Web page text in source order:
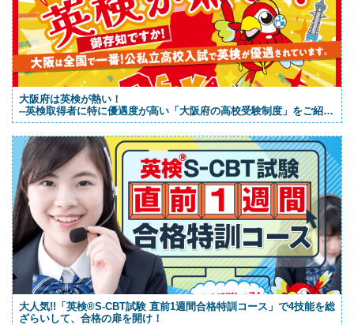
大阪府は英検が熱い！
--英検取得者に特に優遇度が高い「大阪府の高校受験制度」をご紹
介！
大人気!!「英検®S-CBT試験 直前1週間合格特訓コース」で4技能を総
ざらいして、合格の扉を開け！